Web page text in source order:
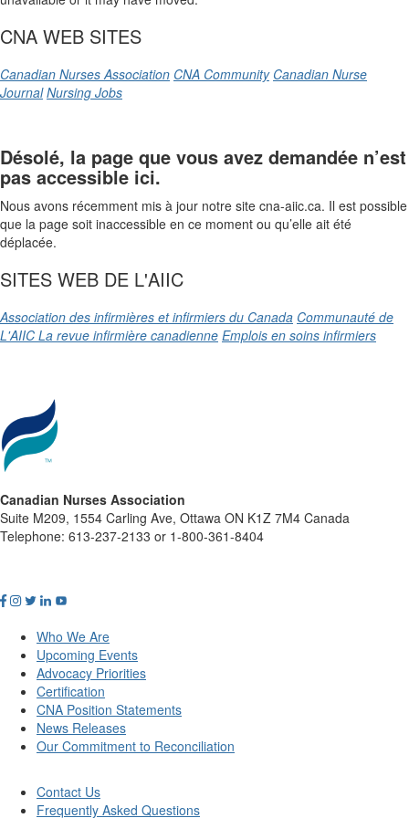
CNA WEB SITES
Canadian Nurses Association CNA Community Canadian Nurse
Journal Nursing Jobs
Désolé, la page que vous avez demandée n’est
pas accessible ici.
Nous avons récemment mis à jour notre site cna-aiic.ca. Il est possible
que la page soit inaccessible en ce moment ou qu’elle ait été
déplacée.
SITES WEB DE L'AIIC
Association des infirmières et infirmiers du Canada Communauté de
L'AIIC La revue infirmière canadienne Emplois en soins infirmiers
Canadian Nurses Association
Suite M209, 1554 Carling Ave, Ottawa ON K1Z 7M4 Canada
Telephone: 613-237-2133 or 1-800-361-8404
Who We Are
Upcoming Events
Advocacy Priorities
Certification
CNA Position Statements
News Releases
Our Commitment to Reconciliation
Contact Us
Frequently Asked Questions